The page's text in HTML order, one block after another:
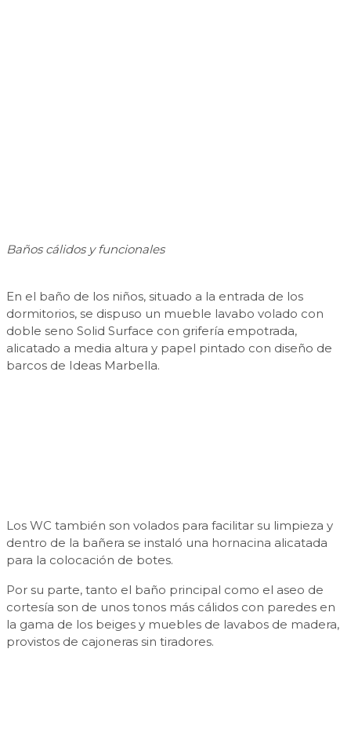
Baños cálidos y funcionales
En el baño de los niños, situado a la entrada de los
dormitorios, se dispuso un mueble lavabo volado con
doble seno Solid Surface con grifería empotrada,
alicatado a media altura y papel pintado con diseño de
barcos de Ideas Marbella.
Los WC también son volados para facilitar su limpieza y
dentro de la bañera se instaló una hornacina alicatada
para la colocación de botes.
Por su parte, tanto el baño principal como el aseo de
cortesía son de unos tonos más cálidos con paredes en
la gama de los beiges y muebles de lavabos de madera,
provistos de cajoneras sin tiradores.